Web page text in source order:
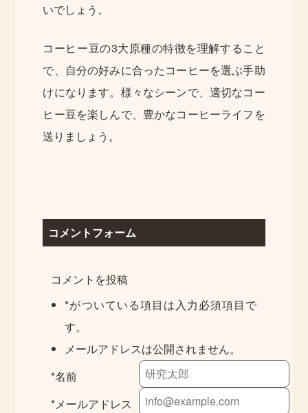
いでしょう。
コーヒー豆の3大原種の特徴を理解すること
で、自分の好みに合ったコーヒーを選ぶ手助
けになります。様々なシーンで、適切なコー
ヒー豆を楽しんで、豊かなコーヒーライフを
送りましょう。
コメントフォーム
コメントを投稿
*がついている項目は入力必須項目で
す。
メールアドレスは公開されません。
*名前
*メールアドレス